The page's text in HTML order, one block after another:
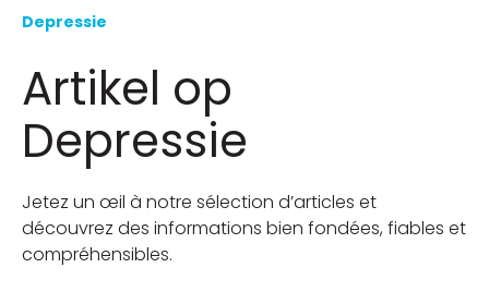
Depressie
Artikel op
Depressie
Jetez un œil à notre sélection d’articles et
découvrez des informations bien fondées, fiables et
compréhensibles.